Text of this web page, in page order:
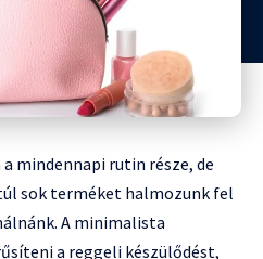
mindennapi rutin része, de
sok terméket halmozunk fel
A minimalista
a reggeli készülődést,